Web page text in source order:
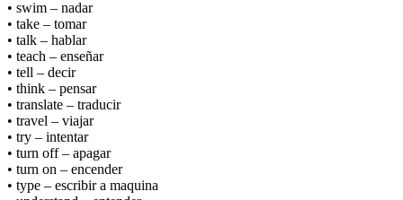
• swim – nadar
• take – tomar
• talk – hablar
• teach – enseñar
• tell – decir
• think – pensar
• translate – traducir
• travel – viajar
• try – intentar
• turn off – apagar
• turn on – encender
• type – escribir a maquina